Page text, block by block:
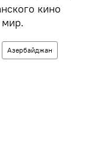
кино
Азербайджан